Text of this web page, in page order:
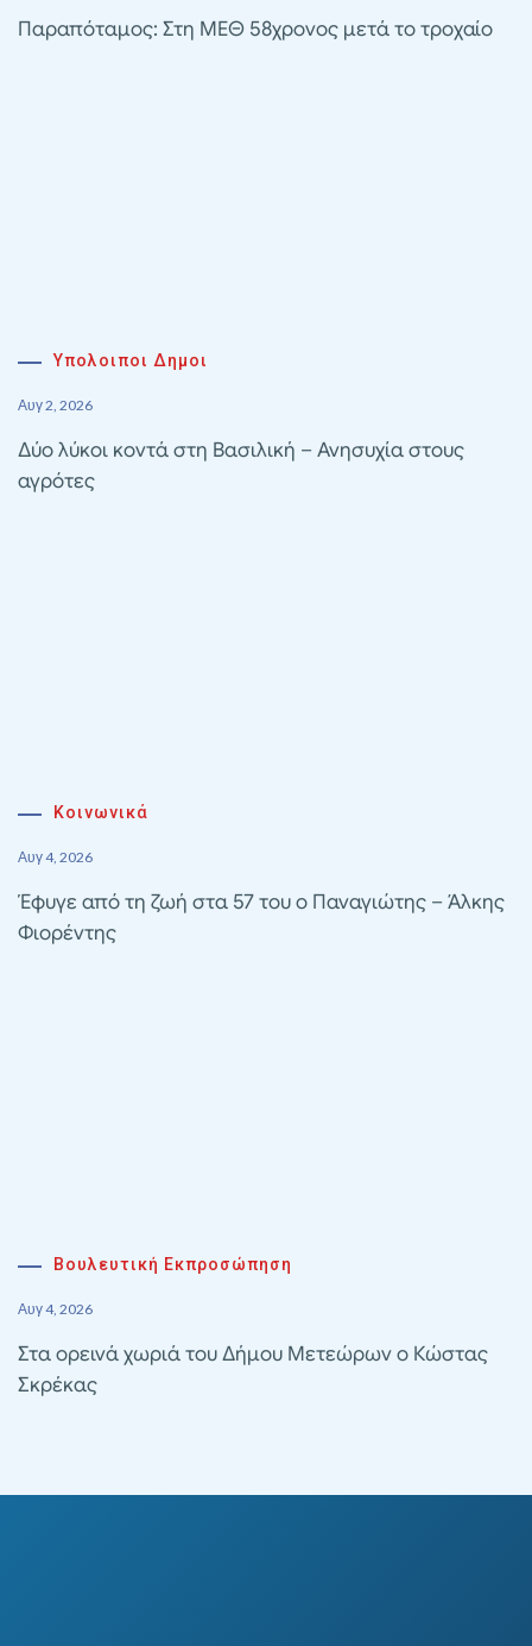
Παραπόταμος: Στη ΜΕΘ 58χρονος μετά το τροχαίο
Υπολοιποι Δημοι
Αυγ 2, 2026
Δύο λύκοι κοντά στη Βασιλική – Ανησυχία στους
αγρότες
Κοινωνικά
Αυγ 4, 2026
Έφυγε από τη ζωή στα 57 του ο Παναγιώτης – Άλκης
Φιορέντης
Βουλευτική Εκπροσώπηση
Αυγ 4, 2026
Στα ορεινά χωριά του Δήμου Μετεώρων ο Κώστας
Σκρέκας